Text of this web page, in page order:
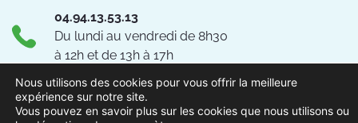
04.94.13.53.13
Du lundi au vendredi de 8h30
à 12h et de 13h à 17h
NOUS CONTACTER
Suivez-nous !
Nous utilisons des cookies pour vous offrir la meilleure
expérience sur notre site.
Vous pouvez en savoir plus sur les cookies que nous utilisons ou